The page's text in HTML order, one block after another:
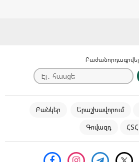
Բաժանորդագրվել
Բանկեր Երաշխավորում
Գովազդ
ՀՏՀ